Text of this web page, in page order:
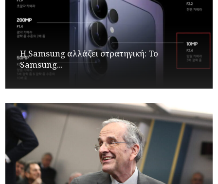
Η Samsung αλλάζει στρατηγική: Το
Samsung...